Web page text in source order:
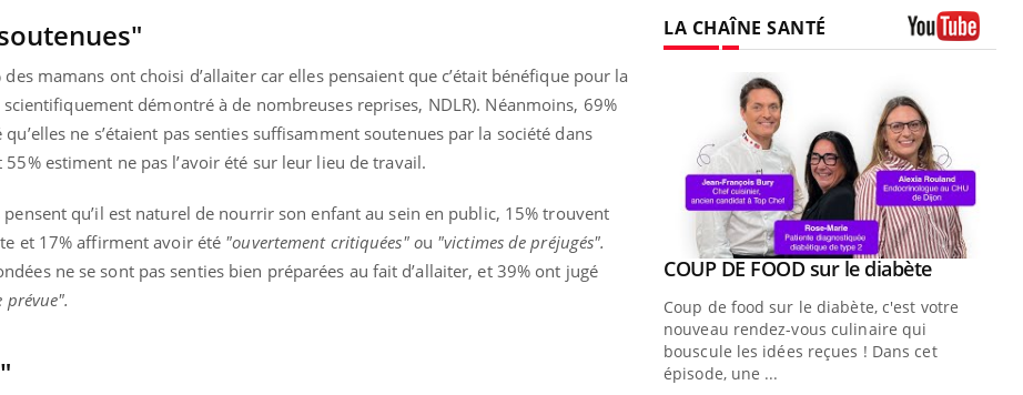
mamans ont choisi d’allaiter car elles pensaient que c’était bénéfique pour la
démontré à de nombreuses reprises, NDLR). Néanmoins, 69%
ne s’étaient pas senties suffisamment soutenues par la société dans
estiment ne pas l’avoir été sur leur lieu de travail.
qu’il est naturel de nourrir son enfant au sein en public, 15% trouvent
et 17% affirment avoir été "ouvertement critiquées" ou "victimes de préjugés".
ne se sont pas senties bien préparées au fait d’allaiter, et 39% ont jugé
LA CHAÎNE SANTÉ
& Ramadan 2026Youtube
Ramadan approche, et, pour de
mais ...
Youtube
Un « jumeau numérique » pour
faciliter l’accès à la médecine
Youtube
COUP DE FOOD sur le diabèteYoutube
Coup de food sur le diabète, c'est votre
nouveau rendez-vous culinaire qui
bouscule les idées reçues ! Dans cet
épisode, une ...